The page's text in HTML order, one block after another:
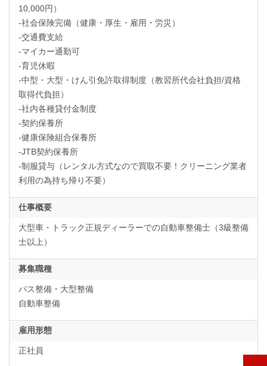
10,000円）
-社会保険完備（健康・厚生・雇用・労災）
-交通費支給
-マイカー通勤可
-育児休暇
-中型・大型・けん引免許取得制度（教習所代会社負担/資格
取得代負担）
-社内各種貸付金制度
-契約保養所
-健康保険組合保養所
-JTB契約保養所
-制服貸与（レンタル方式なので買取不要！クリーニング業者
利用の為持ち帰り不要）
仕事概要
大型車・トラック正規ディーラーでの自動車整備士（3級整備
士以上）
募集職種
バス整備・大型整備
自動車整備
雇用形態
正社員